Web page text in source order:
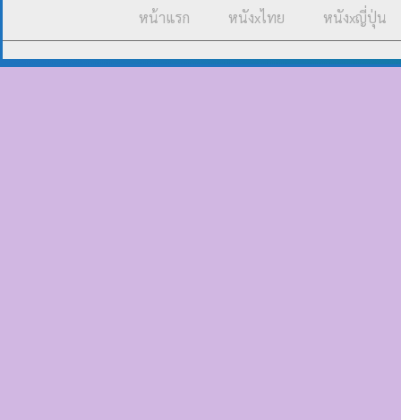
หน้าแรก หนังxไทย หนังxญี่ปุ่น